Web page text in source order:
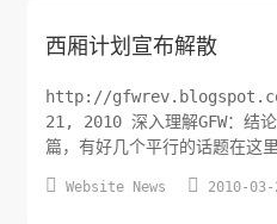
西厢计划宣布解散
http://
21, 2010 深入理解GFW：结
篇，有好几个平行的话题在这
有很多弱点和局限：对IP封锁
 Website News  2010-03-